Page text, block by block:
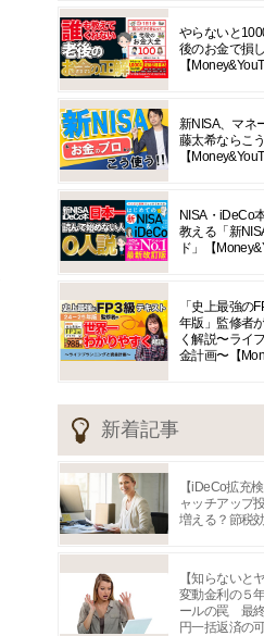
やらないと
後のお金で損
【
新NISA、マネ
藤太希ならこ
【
NISA・iDeCo
教える「新
ド」【
「史上最強の
年版」監修者
く解説〜ライ
金計画〜【
新着記事
【iDeCo拡充
ャッチアップ
増える？節税
【知らないと
変動金利の５
ールの罠 最
円一括返済の